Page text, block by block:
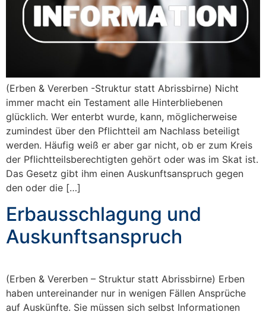
(Erben & Vererben -Struktur statt Abrissbirne) Nicht
immer macht ein Testament alle Hinterbliebenen
glücklich. Wer enterbt wurde, kann, möglicherweise
zumindest über den Pflichtteil am Nachlass beteiligt
werden. Häufig weiß er aber gar nicht, ob er zum Kreis
der Pflichtteilsberechtigten gehört oder was im Skat ist.
Das Gesetz gibt ihm einen Auskunftsanspruch gegen
den oder die […]
Erbausschlagung und
Auskunftsanspruch
(Erben & Vererben – Struktur statt Abrissbirne) Erben
haben untereinander nur in wenigen Fällen Ansprüche
auf Auskünfte. Sie müssen sich selbst Informationen